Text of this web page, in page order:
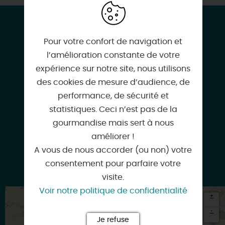
CONTACT & LOCALISATION
Voyage sensoriel au cœur des plantes
45190 BEAUGENCY
contact@tourisme-terresduvaldeloire.fr
+
-
Pour votre confort de navigation et
l’amélioration constante de votre
expérience sur notre site, nous utilisons
des cookies de mesure d’audience, de
performance, de sécurité et
statistiques. Ceci n’est pas de la
gourmandise mais sert à nous
améliorer !
A vous de nous accorder (ou non) votre
consentement pour parfaire votre
visite.
Voir notre politique de confidentialité
Je refuse